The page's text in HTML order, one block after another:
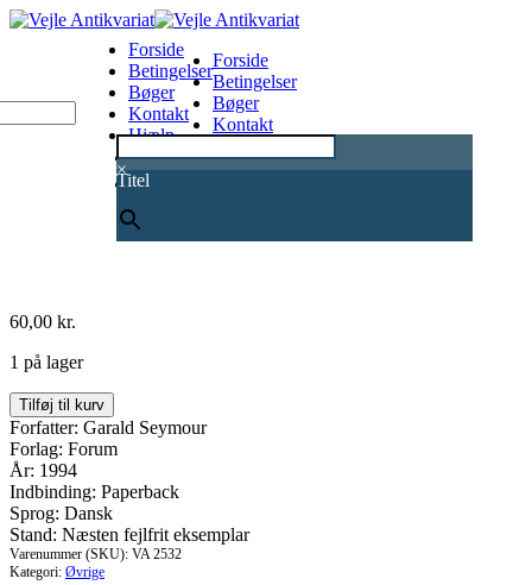
×
Titel
Forside
Betingelser
Bøger
Kontakt
Hjælp
0
Forside
Betingelser
Bøger
Kontakt
60,00 kr.
1 på lager
Det
sidste
løb
antal
Tilføj til kurv
Forfatter: Garald Seymour
Forlag: Forum
År: 1994
Indbinding: Paperback
Sprog: Dansk
Stand: Næsten fejlfrit eksemplar
Varenummer (SKU): VA 2532
Kategori: Øvrige